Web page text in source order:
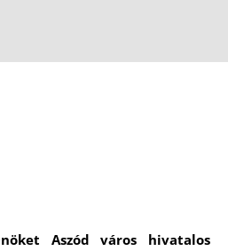
Aszód város hivatalos